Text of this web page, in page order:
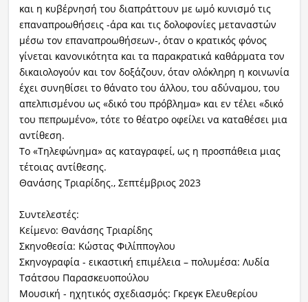
και η κυβέρνησή του διαπράττουν με ωμό κυνισμό τις
επαναπροωθήσεις -άρα και τις δολοφονίες μεταναστών
μέσω τον επαναπροωθήσεων-, όταν ο κρατικός φόνος
γίνεται κανονικότητα και τα παρακρατικά καθάρματα τον
δικαιολογούν και τον δοξάζουν, όταν ολόκληρη η κοινωνία
έχει συνηθίσει το θάνατο του άλλου, του αδύναμου, του
απελπισμένου ως «δικό του πρόβλημα» και εν τέλει «δικό
του πεπρωμένο», τότε το θέατρο οφείλει να καταθέσει μια
αντίθεση.
Το «Τηλεφώνημα» ας καταγραφεί, ως η προσπάθεια μιας
τέτοιας αντίθεσης.
Θανάσης Τριαρίδης., Σεπτέμβριος 2023
Συντελεστές:
Κείμενο: Θανάσης Τριαρίδης
Σκηνοθεσία: Κώστας Φιλίππογλου
Σκηνογραφία - εικαστική επιμέλεια – πολυμέσα: Λυδία
Τσάτσου Παρασκευοπούλου
Μουσική - ηχητικός σχεδιασμός: Γκρεγκ Ελευθερίου